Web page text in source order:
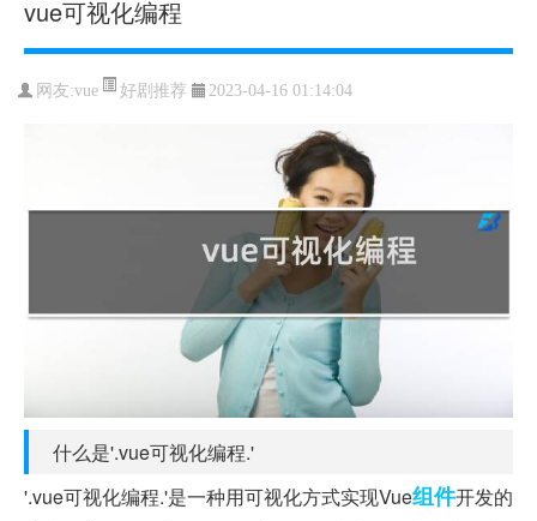
vue可视化编程
网友:vue 好剧推荐 2023-04-16 01:14:04
什么是'.vue可视化编程.'
'.vue可视化编程.'是一种用可视化方式实现Vue组件开发的